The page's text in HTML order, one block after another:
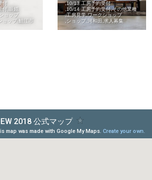
付
付 眼鏡
ョップ
ョップ 鯖江市
10/13 工房予約受付
10/14 工房予約受付 その他業種
工房見学 ワークショップ
ショップ 河和田 求人募集